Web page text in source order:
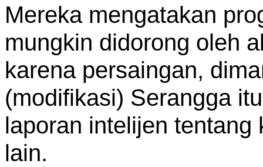
Mereka mengatakan
mungkin didorong oleh
karena persaingan,
(modifikasi) Serangga
laporan intelijen
lain.